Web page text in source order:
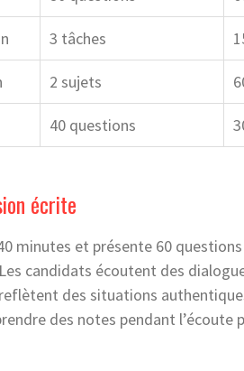
3 tâches
2 sujets
40 questions
écrite
minutes et présente 60
candidats écoutent des
des situations
des notes pendant l’écoute